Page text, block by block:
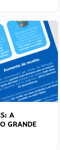
A
GRANDE